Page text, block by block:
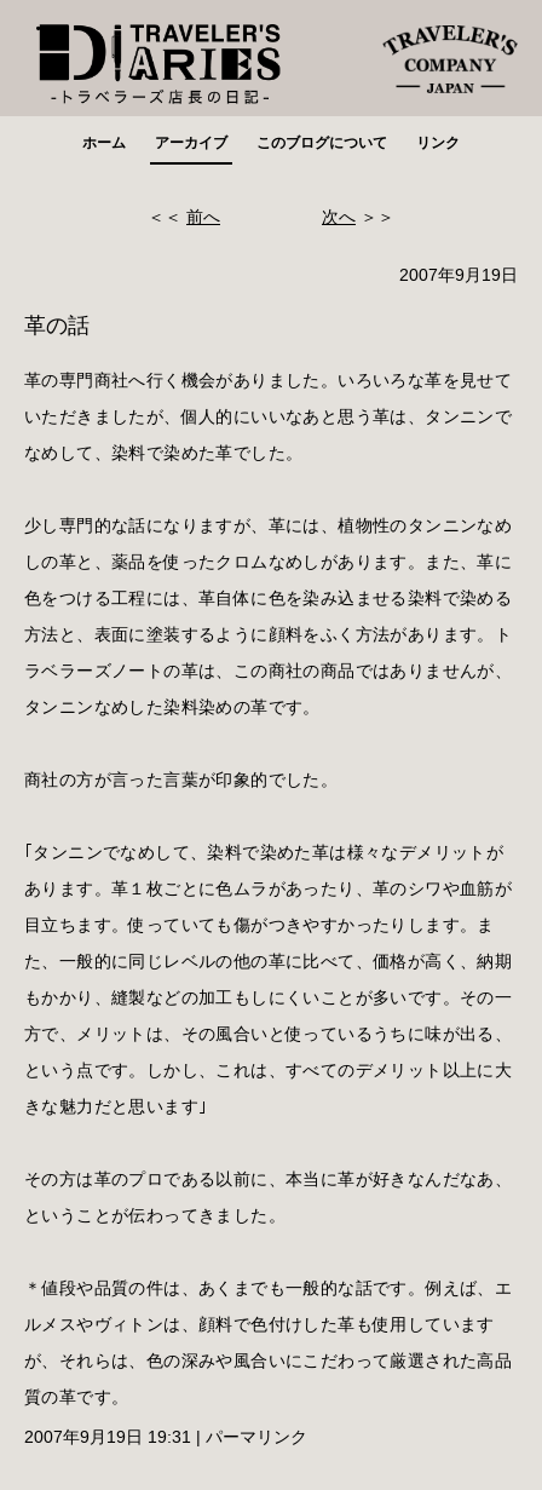
ホーム アーカイブ このブログについて リンク
＜＜ 前へ 次へ ＞＞
2007年9月19日
革の話
革の専門商社へ行く機会がありました。いろいろな革を見せて
いただきましたが、個人的にいいなあと思う革は、タンニンで
なめして、染料で染めた革でした。
少し専門的な話になりますが、革には、植物性のタンニンなめ
しの革と、薬品を使ったクロムなめしがあります。また、革に
色をつける工程には、革自体に色を染み込ませる染料で染める
方法と、表面に塗装するように顔料をふく方法があります。ト
ラベラーズノートの革は、この商社の商品ではありませんが、
タンニンなめした染料染めの革です。
商社の方が言った言葉が印象的でした。
｢タンニンでなめして、染料で染めた革は様々なデメリットが
あります。革１枚ごとに色ムラがあったり、革のシワや血筋が
目立ちます。使っていても傷がつきやすかったりします。ま
た、一般的に同じレベルの他の革に比べて、価格が高く、納期
もかかり、縫製などの加工もしにくいことが多いです。その一
方で、メリットは、その風合いと使っているうちに味が出る、
という点です。しかし、これは、すべてのデメリット以上に大
きな魅力だと思います｣
その方は革のプロである以前に、本当に革が好きなんだなあ、
ということが伝わってきました。
＊値段や品質の件は、あくまでも一般的な話です。例えば、エ
ルメスやヴィトンは、顔料で色付けした革も使用しています
が、それらは、色の深みや風合いにこだわって厳選された高品
質の革です。
2007年9月19日 19:31 | パーマリンク